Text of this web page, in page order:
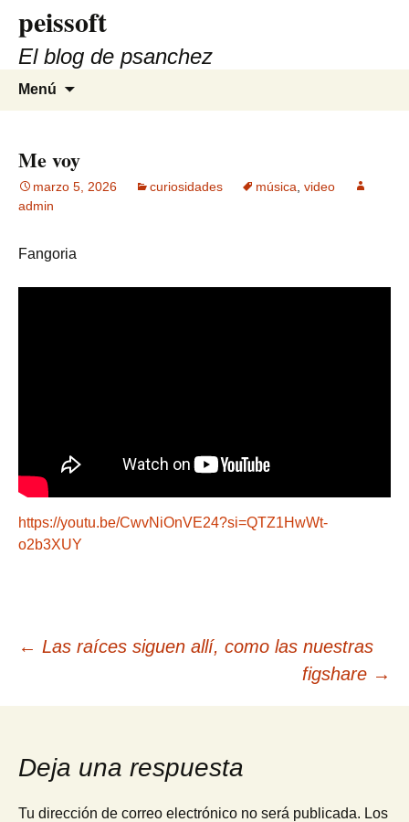
contenido
peissoft
El blog de psanchez
Menú
Me voy
marzo 5, 2026 curiosidades música video
admin
Fangoria
https://youtu.be/CwvNiOnVE24?si=QTZ1HwWt-
o2b3XUY
Navegación
de
entradas
← Las raíces siguen allí, como las nuestras
figshare →
Deja una respuesta
Tu dirección de correo electrónico no será publicada. Los